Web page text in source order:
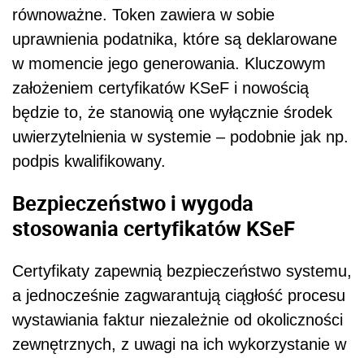
równoważne. Token zawiera w sobie
uprawnienia podatnika, które są deklarowane
w momencie jego generowania. Kluczowym
założeniem certyfikatów KSeF i nowością
będzie to, że stanowią one wyłącznie środek
uwierzytelnienia w systemie – podobnie jak np.
podpis kwalifikowany.
Bezpieczeństwo i wygoda
stosowania certyfikatów KSeF
Certyfikaty zapewnią bezpieczeństwo systemu,
a jednocześnie zagwarantują ciągłość procesu
wystawiania faktur niezależnie od okoliczności
zewnętrznych, z uwagi na ich wykorzystanie w